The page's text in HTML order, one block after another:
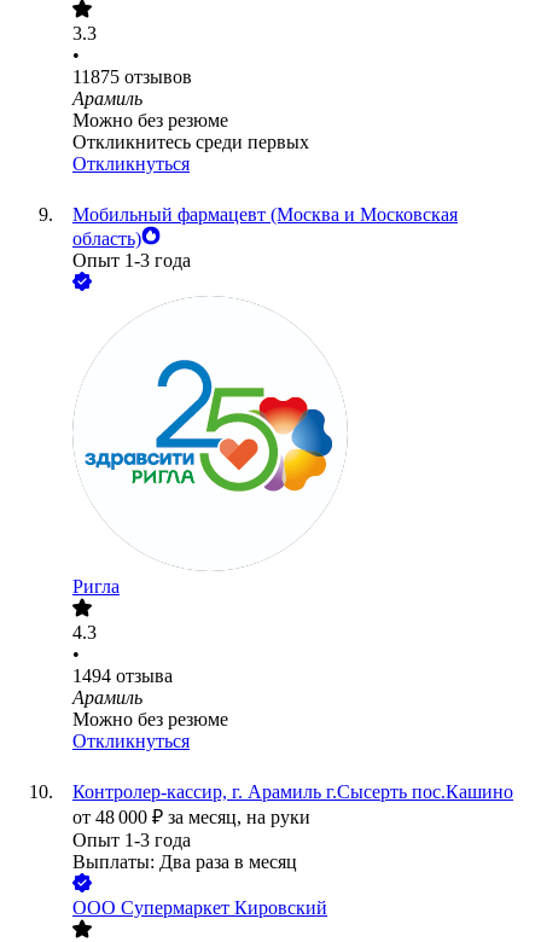
3.3
•
11875 отзывов
Арамиль
Можно без резюме
Откликнитесь среди первых
Откликнуться
Мобильный фармацевт (Москва и Московская
область)
Опыт 1-3 года
Ригла
4.3
•
1494 отзыва
Арамиль
Можно без резюме
Откликнуться
Контролер-кассир, г. Арамиль г.Сысерть пос.Кашино
от 48 000 ₽ за месяц, на руки
Опыт 1-3 года
Выплаты: Два раза в месяц
ООО Супермаркет Кировский